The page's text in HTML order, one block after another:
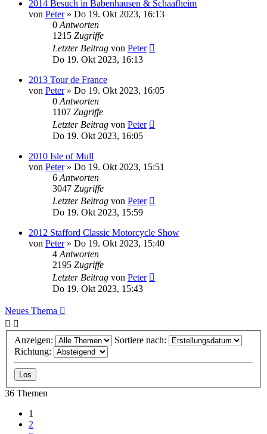
2014 Besuch in Babenhausen & Schaafheim
von Peter» Do 19. Okt 2023, 16:13
0 Antworten
1215 Zugriffe
Letzter Beitrag von Peter
Do 19. Okt 2023, 16:13
2013 Tour de France
von Peter» Do 19. Okt 2023, 16:05
0 Antworten
1107 Zugriffe
Letzter Beitrag von Peter
Do 19. Okt 2023, 16:05
2010 Isle of Mull
von Peter» Do 19. Okt 2023, 15:51
6 Antworten
3047 Zugriffe
Letzter Beitrag von Peter
Do 19. Okt 2023, 15:59
2012 Stafford Classic Motorcycle Show
von Peter» Do 19. Okt 2023, 15:40
4 Antworten
2195 Zugriffe
Letzter Beitrag von Peter
Do 19. Okt 2023, 15:43
Neues Thema
Anzeigen:
Sortiere nach:
Richtung:
36 Themen
1
2